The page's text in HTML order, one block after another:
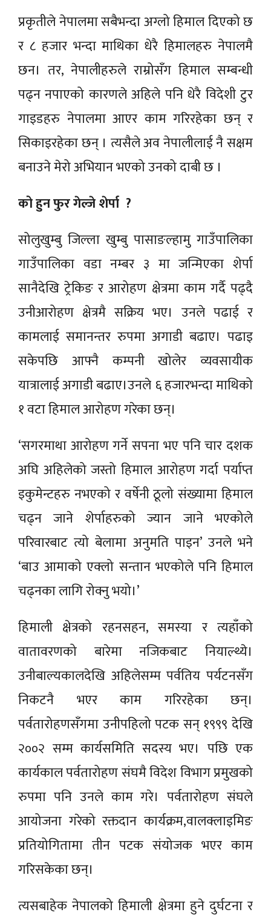
प्रकृतीले नेपालमा सबैभन्दा अग्लो हिमाल दिएको छ
र ८ हजार भन्दा माथिका धेरै हिमालहरु नेपालमै
छन। तर, नेपालीहरुले राम्रोसँग हिमाल सम्बन्धी
पढ्न नपाएको कारणले अहिले पनि धेरै विदेशी टुर
गाइडहरु नेपालमा आएर काम गरिरहेका छन् र
सिकाइरहेका छन् । त्यसैले अव नेपालीलाई नै सक्षम
बनाउने मेरो अभियान भएको उनको दाबी छ ।
को हुन फुर गेल्जे शेर्पा ?
सोलुखुम्बु जिल्ला खुम्बु पासाङल्हामु गाउँपालिका
गाउँपालिका वडा नम्बर ३ मा जन्मिएका शेर्पा
सानैदेखि ट्रेकिङ र आरोहण क्षेत्रमा काम गर्दै पढ्दै
उनीआरोहण क्षेत्रमै सक्रिय भए। उनले पढाई र
कामलाई समानन्तर रुपमा अगाडी बढाए। पढाइ
सकेपछि आफ्नै कम्पनी खोलेर व्यवसायीक
यात्रालाई अगाडी बढाए।उनले ६ हजारभन्दा माथिको
१ वटा हिमाल आरोहण गरेका छन्।
‘सगरमाथा आरोहण गर्ने सपना भए पनि चार दशक
अघि अहिलेको जस्तो हिमाल आरोहण गर्दा पर्याप्त
इकुमेन्टहरु नभएको र वर्षेनी ठूलो संख्यामा हिमाल
चढ्न जाने शेर्पाहरुको ज्यान जाने भएकोले
परिवारबाट त्यो बेलामा अनुमति पाइन’ उनले भने
‘बाउ आमाको एक्लो सन्तान भएकोले पनि हिमाल
चढ्नका लागि रोक्नु भयो।’
हिमाली क्षेत्रको रहनसहन, समस्या र त्यहाँको
वातावरणको बारेमा नजिकबाट नियाल्थ्ये।
उनीबाल्यकालदेखि अहिलेसम्म पर्वतिय पर्यटनसँग
निकटनै भएर काम गरिरहेका छन्।
पर्वतारोहणसँगमा उनीपहिलो पटक सन् १९९९ देखि
२००२ सम्म कार्यसमिति सदस्य भए। पछि एक
कार्यकाल पर्वतारोहण संघमै विदेश विभाग प्रमुखको
रुपमा पनि उनले काम गरे। पर्वतारोहण संघले
आयोजना गरेको रक्तदान कार्यक्रम,वालक्लाइमिङ
प्रतियोगितामा तीन पटक संयोजक भएर काम
गरिसकेका छन्।
त्यसबाहेक नेपालको हिमाली क्षेत्रमा हुने दुर्घटना र